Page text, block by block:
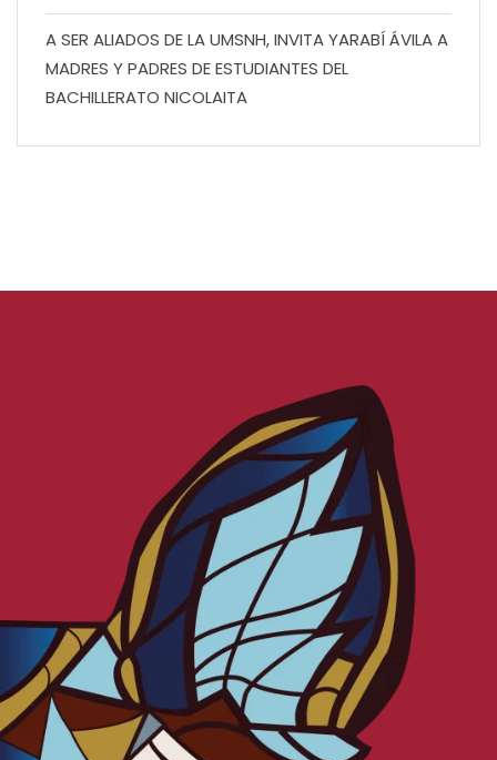
A SER ALIADOS DE LA UMSNH, INVITA YARABÍ ÁVILA A
MADRES Y PADRES DE ESTUDIANTES DEL
BACHILLERATO NICOLAITA